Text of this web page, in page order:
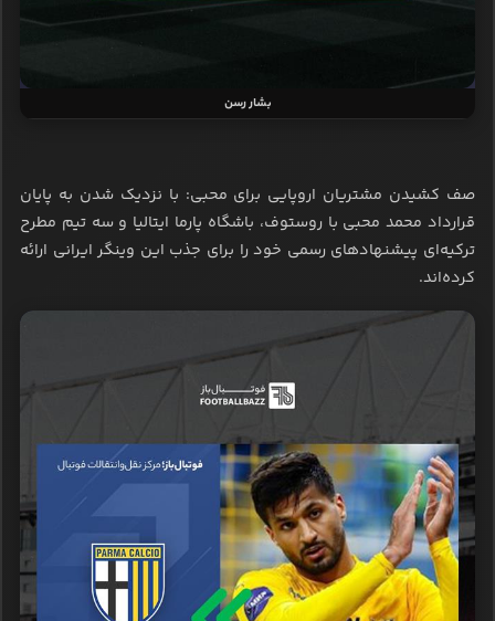
بشار رسن
صف کشیدن مشتریان اروپایی برای محبی: با نزدیک شدن به پایان
قرارداد محمد محبی با روستوف، باشگاه پارما ایتالیا و سه تیم مطرح
ترکیه‌ای پیشنهادهای رسمی خود را برای جذب این وینگر ایرانی ارائه
کرده‌اند.